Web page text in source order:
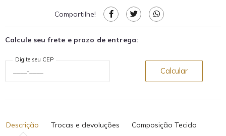
Compartilhe!
Calcule seu frete e prazo de entrega:
Digite seu CEP
Calcular
Descrição Trocas e devoluções Composição Tecido